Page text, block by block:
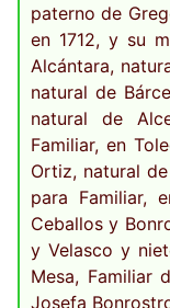
paterno de
en 1712, y su
Alcántara,
natural de
natural de
Familiar, en
Ortiz, natural
para Familiar,
Ceballos y
y Velasco y
Mesa, Familiar
Josefa